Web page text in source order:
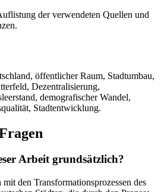
der verwendeten Quellen und
öffentlicher Raum, Stadtumbau,
Dezentralisierung,
demografischer Wandel,
Stadtentwicklung.
Arbeit grundsätzlich?
den Transformationsprozessen des